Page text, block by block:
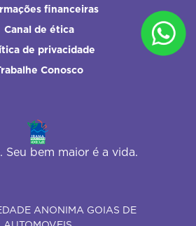
financeiras
Canal de ética
de privacidade
Conosco
Seu bem maior é a vida.
ANONIMA GOIAS DE